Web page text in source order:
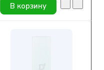
В корзину